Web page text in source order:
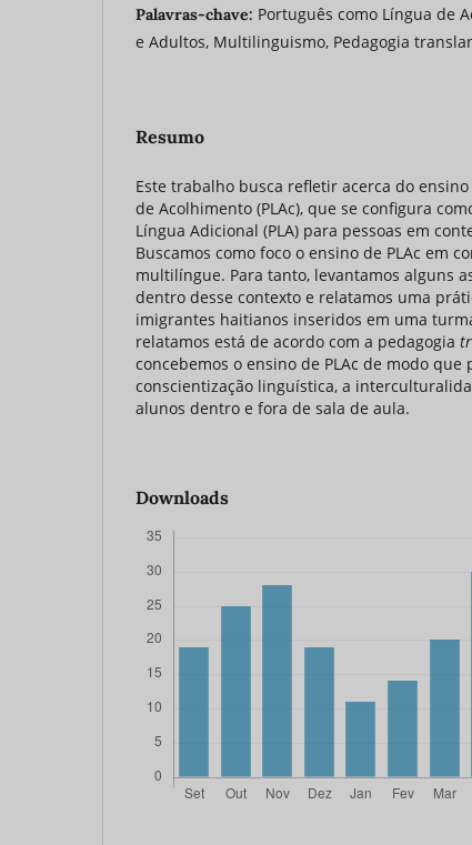
Palavras-chave: Português como Língua de
e Adultos, Multilinguismo, Pedagogia
Resumo
Este trabalho busca refletir acerca do
de Acolhimento (PLAc), que se configura
Língua Adicional (PLA) para pessoas em
Buscamos como foco o ensino de PLAc em
multilíngue. Para tanto, levantamos alguns
dentro desse contexto e relatamos uma
imigrantes haitianos inseridos em uma
relatamos está de acordo com a pedagogia
concebemos o ensino de PLAc de modo que
conscientização linguística, a
alunos dentro e fora de sala de aula.
Downloads